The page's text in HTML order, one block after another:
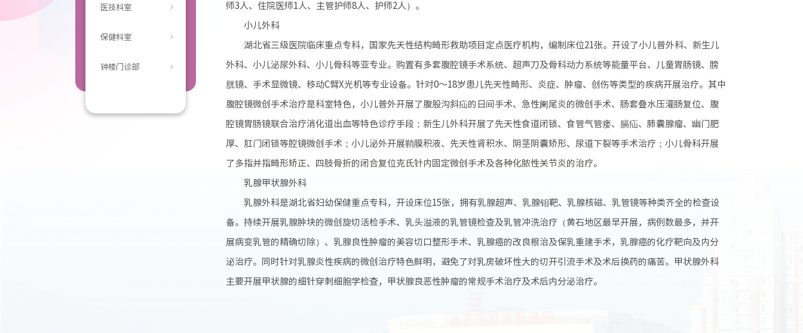
医技科室
保健科室
钟楼门诊部
师3人、住院医师1人、主管护师8人、护师2人）。
小儿外科
湖北省三级医院临床重点专科，国家先天性结构畸形救助项目定点医疗机构，编制床位21张。开设了小儿普外科、新生儿
外科、小儿泌尿外科、小儿骨科等亚专业。购置有多套腹腔镜手术系统、超声刀及骨科动力系统等能量平台、儿童胃肠镜、膀
胱镜、手术显微镜、移动C臂X光机等专业设备。针对0～18岁患儿先天性畸形、炎症、肿瘤、创伤等类型的疾病开展治疗。其中
腹腔镜微创手术治疗是科室特色，小儿普外开展了腹股沟斜疝的日间手术、急性阑尾炎的微创手术、肠套叠水压灌肠复位、腹
腔镜胃肠镜联合治疗消化道出血等特色诊疗手段；新生儿外科开展了先天性食道闭锁、食管气管瘘、膈疝、肺囊腺瘤、幽门肥
厚、肛门闭锁等腔镜微创手术；小儿泌外开展鞘膜积液、先天性肾积水、阴茎阴囊矫形、尿道下裂等手术治疗；小儿骨科开展
了多指并指畸形矫正、四肢骨折的闭合复位克氏针内固定微创手术及各种化脓性关节炎的治疗。
乳腺甲状腺外科
乳腺外科是湖北省妇幼保健重点专科，开设床位15张，拥有乳腺超声、乳腺钼靶、乳腺核磁、乳管镜等种类齐全的检查设
备。持续开展乳腺肿块的微创旋切活检手术、乳头溢液的乳管镜检查及乳管冲洗治疗（黄石地区最早开展，病例数最多，并开
展病变乳管的精确切除）、乳腺良性肿瘤的美容切口整形手术、乳腺癌的改良根治及保乳重建手术，乳腺癌的化疗靶向及内分
泌治疗。同时针对乳腺炎性疾病的微创治疗特色鲜明，避免了对乳房破坏性大的切开引流手术及术后换药的痛苦。甲状腺外科
主要开展甲状腺的细针穿刺细胞学检查，甲状腺良恶性肿瘤的常规手术治疗及术后内分泌治疗。